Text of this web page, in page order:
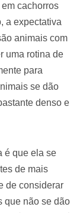
cachorros
a expectativa
animais com
uma rotina de
para
se dão
denso e
é que ela se
de mais
de considerar
que não se dão